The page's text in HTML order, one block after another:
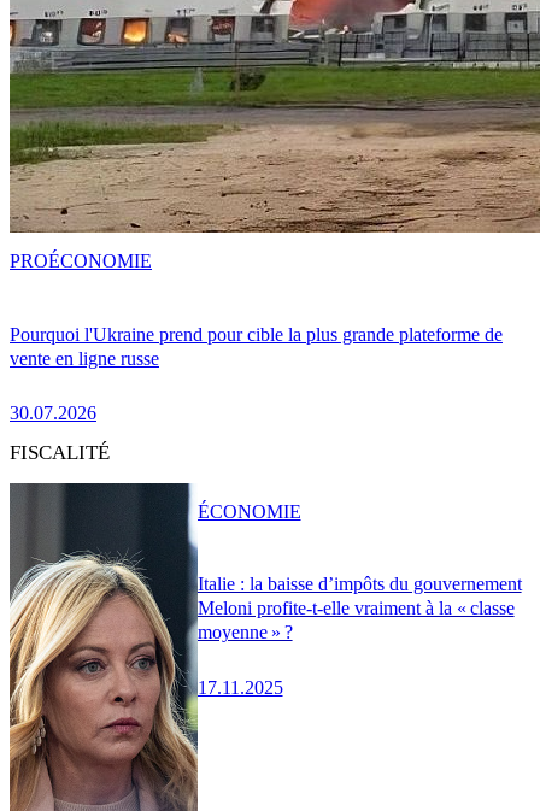
Pourquoi l'Ukraine prend pour cible la plus grande plateforme de
vente en ligne russe
30.07.2026
PROÉCONOMIE
FISCALITÉ
Italie : la baisse d’impôts du gouvernement
Meloni profite-t-elle vraiment à la « classe
moyenne » ?
17.11.2025
ÉCONOMIE